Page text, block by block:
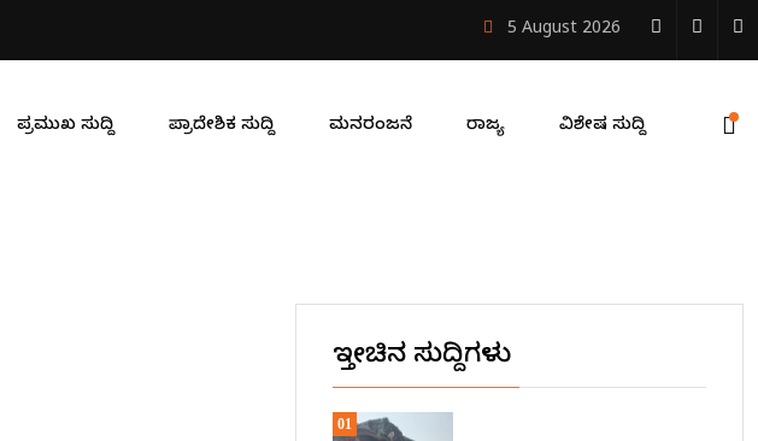
5 August 2026
ಪ್ರಮುಖ ಸುದ್ದಿ ಪ್ರಾದೇಶಿಕ ಸುದ್ದಿ ಮನರಂಜನೆ ರಾಜ್ಯ ವಿಶೇಷ ಸುದ್ದಿ
ಇತ್ತೀಚಿನ ಸುದ್ದಿಗಳು
01